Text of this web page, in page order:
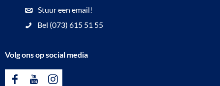
Stuur een email!
Bel (073) 615 51 55
Volg ons op social media